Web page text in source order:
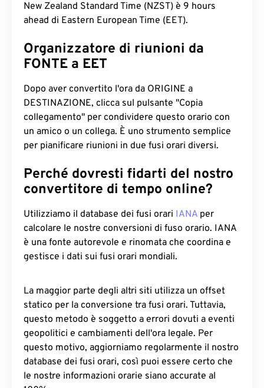
New Zealand Standard Time (NZST) è 9 hours
ahead di Eastern European Time (EET).
Organizzatore di riunioni da
FONTE a EET
Dopo aver convertito l'ora da ORIGINE a
DESTINAZIONE, clicca sul pulsante "Copia
collegamento" per condividere questo orario con
un amico o un collega. È uno strumento semplice
per pianificare riunioni in due fusi orari diversi.
Perché dovresti fidarti del nostro
convertitore di tempo online?
Utilizziamo il database dei fusi orari IANA per
calcolare le nostre conversioni di fuso orario. IANA
è una fonte autorevole e rinomata che coordina e
gestisce i dati sui fusi orari mondiali.
La maggior parte degli altri siti utilizza un offset
statico per la conversione tra fusi orari. Tuttavia,
questo metodo è soggetto a errori dovuti a eventi
geopolitici e cambiamenti dell'ora legale. Per
questo motivo, aggiorniamo regolarmente il nostro
database dei fusi orari, così puoi essere certo che
le nostre informazioni orarie siano accurate al